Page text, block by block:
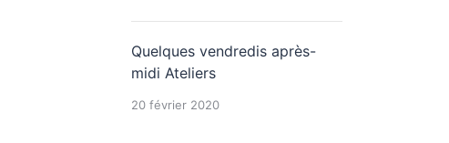
Quelques vendredis après-
midi Ateliers
20 février 2020